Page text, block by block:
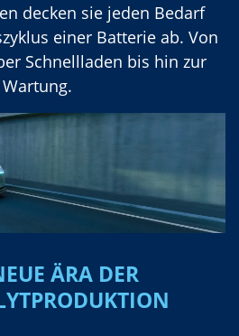
decken sie jeden Bedarf
einer Batterie ab. Von
Schnellladen bis hin zur
Wartung.
ÄRA DER